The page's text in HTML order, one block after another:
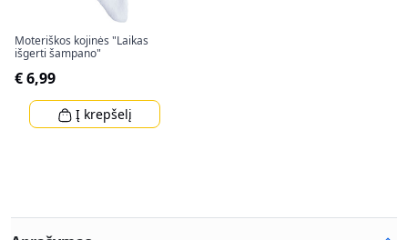
Moteriškos kojinės "Laikas
išgerti šampano"
€ 6,99
Į krepšelį